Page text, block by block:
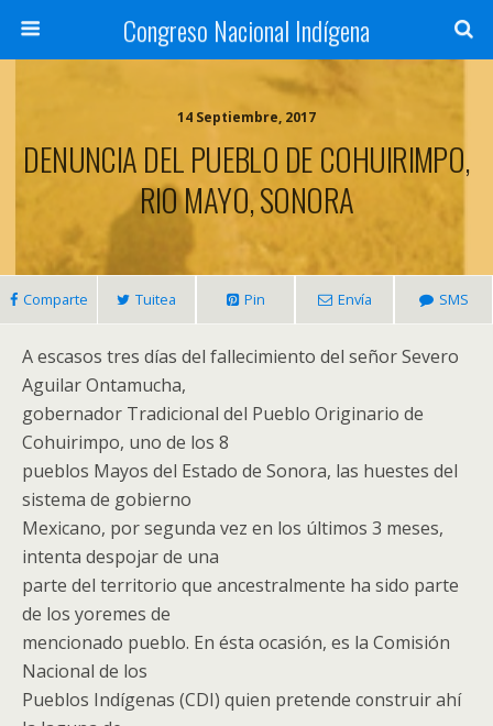
Congreso Nacional Indígena
14 Septiembre, 2017
DENUNCIA DEL PUEBLO DE COHUIRIMPO,
RIO MAYO, SONORA
Comparte Tuitea Pin Envía SMS
A escasos tres días del fallecimiento del señor Severo
Aguilar Ontamucha,
gobernador Tradicional del Pueblo Originario de
Cohuirimpo, uno de los 8
pueblos Mayos del Estado de Sonora, las huestes del
sistema de gobierno
Mexicano, por segunda vez en los últimos 3 meses,
intenta despojar de una
parte del territorio que ancestralmente ha sido parte
de los yoremes de
mencionado pueblo. En ésta ocasión, es la Comisión
Nacional de los
Pueblos Indígenas (CDI) quien pretende construir ahí